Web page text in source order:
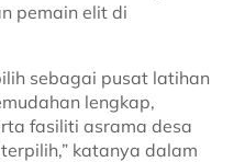
pemain elit di
sebagai pusat latihan
lengkap,
fasiliti asrama desa
katanya dalam